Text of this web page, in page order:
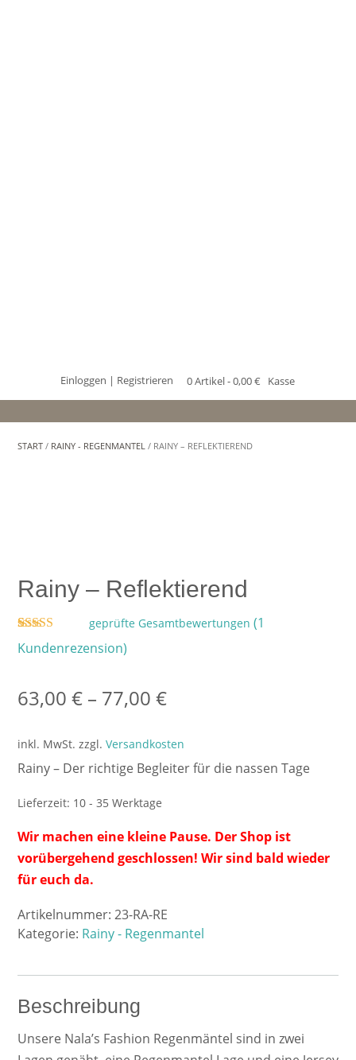
Einloggen | Registrieren 0 Artikel - 0,00 € Kasse
START / RAINY - REGENMANTEL / RAINY – REFLEKTIEREND
Rainy – Reflektierend
Bewertet mit
5.00von 5,
1
geprüfte Gesamtbewertungen (1
Kundenrezension)
63,00 € – 77,00 €
inkl. MwSt. zzgl. Versandkosten
Rainy – Der richtige Begleiter für die nassen Tage
Lieferzeit: 10 - 35 Werktage
Wir machen eine kleine Pause. Der Shop ist
vorübergehend geschlossen! Wir sind bald wieder
für euch da.
Artikelnummer: 23-RA-RE
Kategorie: Rainy - Regenmantel
Beschreibung
Unsere Nala’s Fashion Regenmäntel sind in zwei